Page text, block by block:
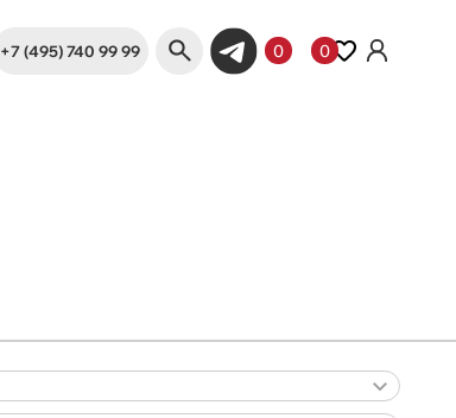
+7 (495) 740 99 99 0 0